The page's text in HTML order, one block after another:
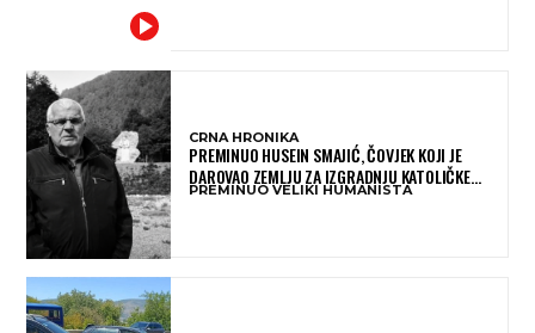
CRNA HRONIKA
PREMINUO HUSEIN SMAJIĆ, ČOVJEK KOJI JE
DAROVAO ZEMLJU ZA IZGRADNJU KATOLIČKE
CRKVE U BUGOJNU
PREMINUO VELIKI HUMANISTA